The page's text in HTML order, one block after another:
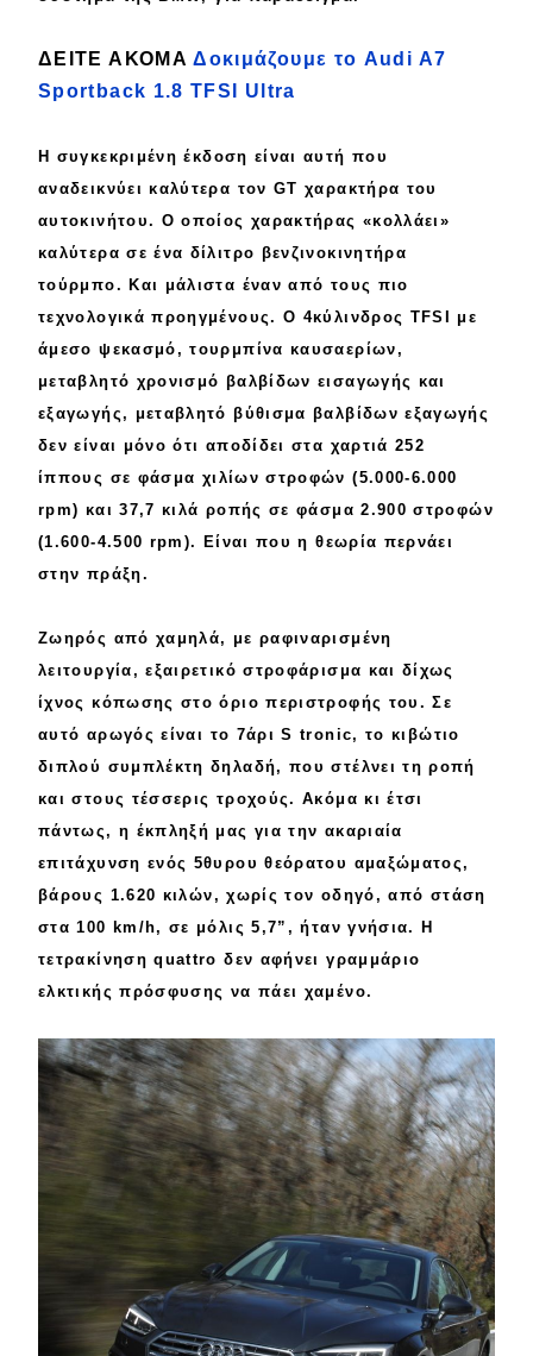
ΔΕΙΤΕ ΑΚΟΜΑΔοκιμάζουμε το Audi A7
Sportback 1.8 TFSI Ultra
Η συγκεκριμένη έκδοση είναι αυτή που
αναδεικνύεικαλύτερα τονGT χαρακτήρα του
αυτοκινήτου. Ο οποίος χαρακτήρας «κολλάει »
καλύτερα σε ένα δίλιτρο βενζινοκινητήρα
τούρμπο. Και μάλιστα έναν από τους πιο
τεχνολογικάπροηγμένους. O 4κύλινδρος TFSI με
άμεσοψεκασμό, τουρμπίνα καυσαερίων,
μεταβλητό χρονισμό βαλβίδων εισαγωγής και
εξαγωγής, μεταβλητό βύθισμα βαλβίδων εξαγωγής
δεν είναι μόνο ότι αποδίδει στα χαρτιά252
ίππους σε φάσμα χιλίωνστροφών (5.000-6.000
rpm) και 37,7 κιλά ροπής σε φάσμα2.900 στροφών
(1.600-4.500 rpm). Είναι που η θεωρία περνάει
στην πράξη.
Ζωηρός από χαμηλά, με ραφιναρισμένη
λειτουργία, εξαιρετικόστροφάρισμα και δίχως
ίχνοςκόπωσης στο όριο περιστροφής του. Σε
αυτό αρωγόςείναι το 7άρι S tronic, το κιβώτιο
διπλού συμπλέκτη δηλαδή, που στέλνει τη ροπή
και στους τέσσερις τροχούς. Ακόμα κι έτσι
πάντως, η έκπληξή μας για την ακαριαία
επιτάχυνση ενός 5θυρουθεόρατου αμαξώματος,
βάρους 1.620 κιλών, χωρίς τον οδηγό, από στάση
στα 100 km/h, σε μόλις 5,7” , ήταν γνήσια. Η
τετρακίνησηquattroδεν αφήνειγραμμάριο
ελκτικής πρόσφυσης να πάει χαμένο.